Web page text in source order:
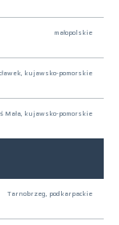
małopolskie
kujawsko-pomorskie
Mała, kujawsko-pomorskie
Tarnobrzeg, podkarpackie